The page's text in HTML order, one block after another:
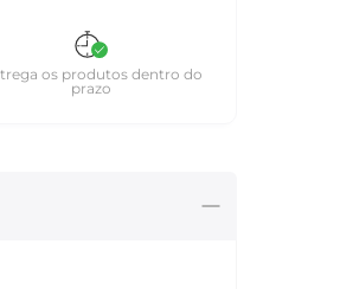
os produtos dentro do
prazo